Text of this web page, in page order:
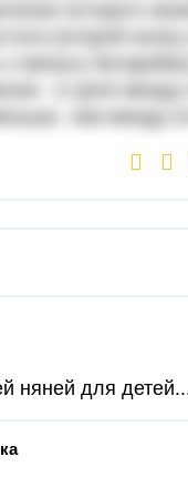
(второй
: в цепи между
няней для